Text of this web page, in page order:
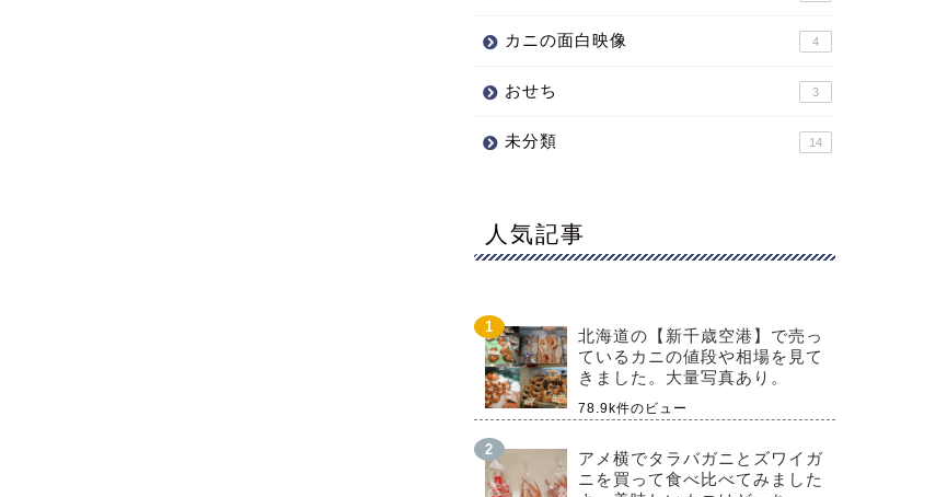
カニの面白映像 4
おせち 3
未分類 14
人気記事
北海道の【新千歳空港】で売っ
ているカニの値段や相場を見て
きました。大量写真あり。
78.9k件のビュー
アメ横でタラバガニとズワイガ
ニを買って食べ比べてみました